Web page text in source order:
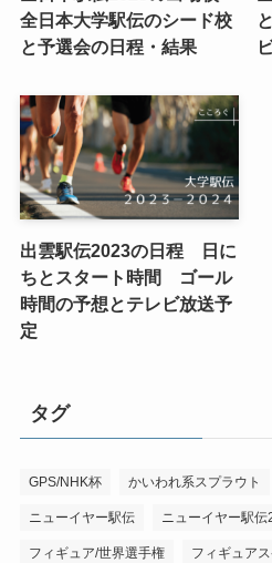
全日本大学駅伝のシード校
と予選会の日程・結果
出雲駅伝2023の日程 日に
ちとスタート時間 ゴール
時間の予想とテレビ放送予
定
タグ
GPS/NHK杯 かいわれ系スプラウト
ニューイヤー駅伝 ニューイヤー駅伝
フィギュア/世界選手権 フィギュア